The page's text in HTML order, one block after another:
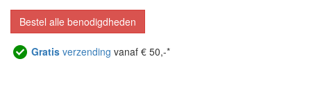
Bestel alle benodigdheden
Gratis verzending vanaf € 50,-*